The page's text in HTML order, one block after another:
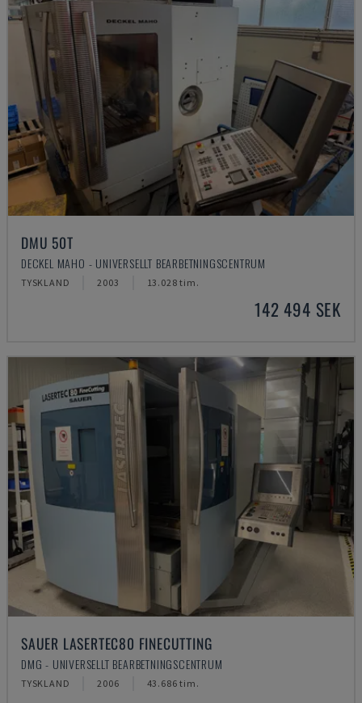
DMU 50T
DECKEL MAHO - UNIVERSELLT BEARBETNINGSCENTRUM
TYSKLAND 2003 13.028 tim.
142 494 SEK
SAUER LASERTEC80 FINECUTTING
DMG - UNIVERSELLT BEARBETNINGSCENTRUM
TYSKLAND 2006 43.686 tim.